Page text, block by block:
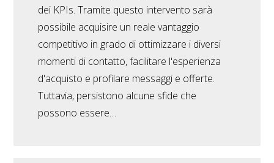
dei KPIs. Tramite questo intervento sarà
possibile acquisire un reale vantaggio
competitivo in grado di ottimizzare i diversi
momenti di contatto, facilitare l'esperienza
d'acquisto e profilare messaggi e offerte.
Tuttavia, persistono alcune sfide che
possono essere…